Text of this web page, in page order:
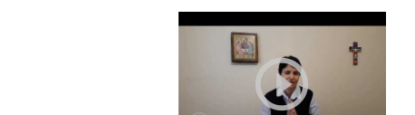
play_circle_outline